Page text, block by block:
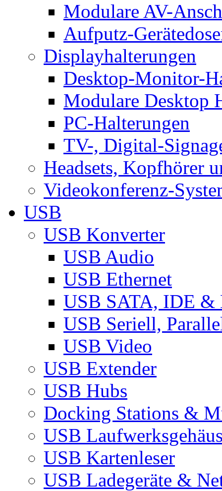
Modulare AV-
Aufputz-
Displayhalterungen
Desktop-Monitor-
Modulare Desktop
PC-Halterungen
TV-, Digital-
Headsets, Kopfhörer
Videokonferenz-
USB
USB Konverter
USB Audio
USB Ethernet
USB SATA, IDE &
USB Seriell,
USB Video
USB Extender
USB Hubs
Docking Stations &
USB
USB Kartenleser
USB Ladegeräte &